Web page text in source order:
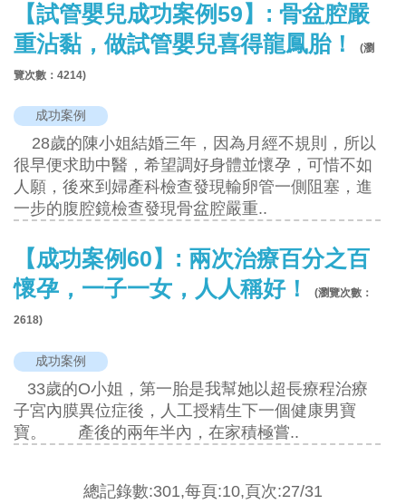
【試管嬰兒成功案例59】: 骨盆腔嚴
重沾黏，做試管嬰兒喜得龍鳳胎！
(瀏
覽次數：4214)
成功案例
28歲的陳小姐結婚三年，因為月經不規則，所以
很早便求助中醫，希望調好身體並懷孕，可惜不如
人願，後來到婦產科檢查發現輸卵管一側阻塞，進
一步的腹腔鏡檢查發現骨盆腔嚴重..
【成功案例60】: 兩次治療百分之百
懷孕，一子一女，人人稱好！
(瀏覽次數：
2618)
成功案例
33歲的O小姐，第一胎是我幫她以超長療程治療
子宮內膜異位症後，人工授精生下一個健康男寶
寶。 產後的兩年半內，在家積極嘗..
總記錄數:301,每頁:10,頁次:27/31